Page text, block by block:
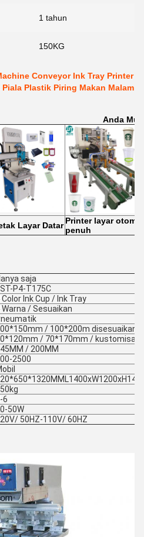
1 tahun
150KG
Conveyor Ink Tray Printer
Plastik Piring Makan Malam
Anda
Layar Datar Printer layar
penuh
saja
P4-T175C
Color Ink Cup / Ink Tray
Warna / Sesuaikan
/ 100*200m disesuaikan
/ 70*170mm / kustomisasi
/ 200MM
2500
6
50W
50HZ-110V/ 60HZ